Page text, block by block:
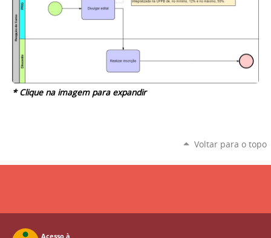
* Clique na imagem para expandir
Voltar para o topo